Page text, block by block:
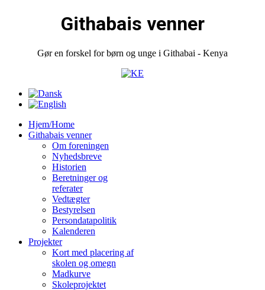
Githabais venner
Gør en forskel for børn og unge i Githabai - Kenya
Hjem/Home
Githabais venner
Om foreningen
Nyhedsbreve
Historien
Beretninger og
referater
Vedtægter
Bestyrelsen
Persondatapolitik
Kalenderen
Projekter
Kort med placering af
skolen og omegn
Madkurve
Skoleprojektet